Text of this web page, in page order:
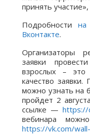
принять
Подробностина
Вконтакте.
Организаторы
заявки
взрослых – это
качество
можно узнать на
пройдет 2
ссылке — https://
вебинара
https://vk.com/